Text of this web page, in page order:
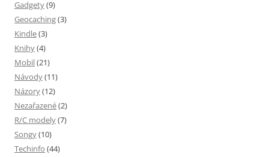
Gadgety(9)
Geocaching(3)
Kindle(3)
Knihy(4)
Mobil(21)
Návody(11)
Názory(12)
Nezařazené(2)
R/C modely(7)
Songy(10)
Techinfo (44)